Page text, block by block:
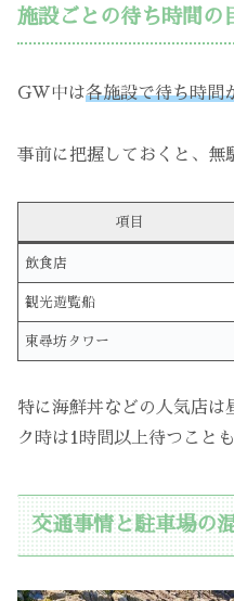
施設ごとの待ち時間の
GW中は各施設で待ち時間
事前に把握しておくと、無
項目
飲食店
観光遊覧船
東尋坊タワー
特に海鮮丼などの人気店は
ク時は1時間以上待つこと
交通事情と駐車場の